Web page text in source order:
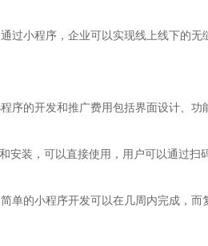
小程序，企业可以实现线上线下的
的开发和推广费用包括界面设计、
装，可以直接使用，用户可以通过扫
的小程序开发可以在几周内完成，